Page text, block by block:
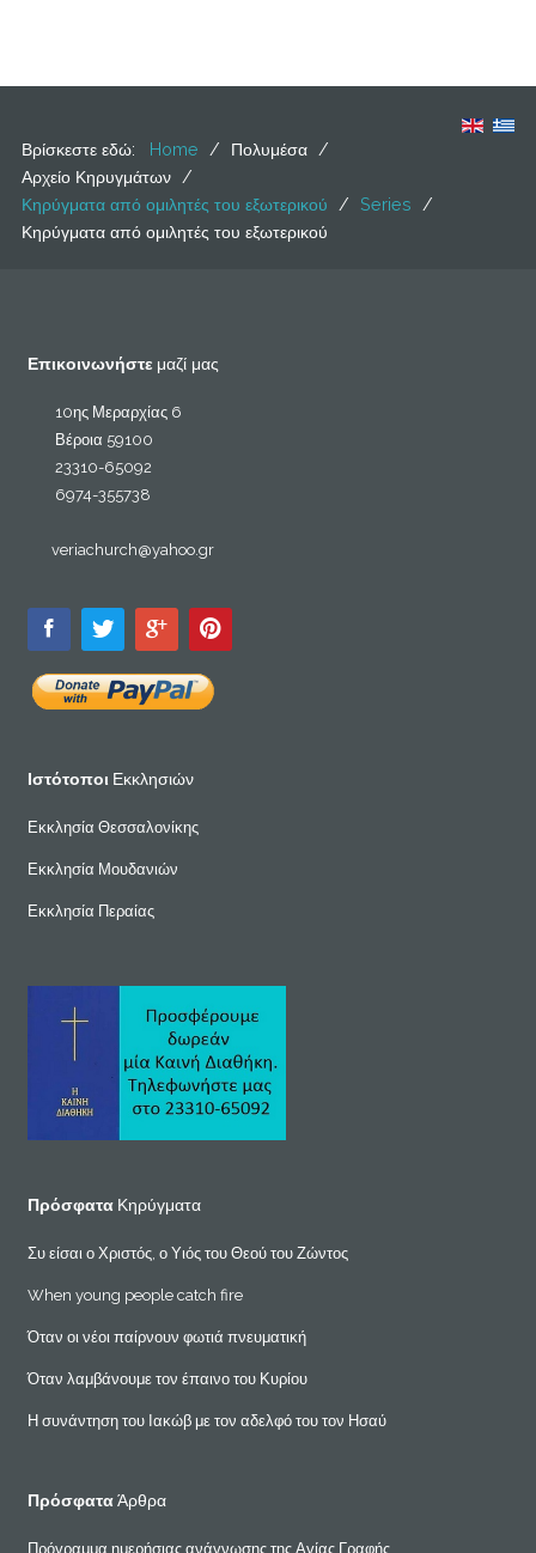
Βρίσκεστε εδώ: Home / Πολυμέσα /
Αρχείο Κηρυγμάτων /
Κηρύγματα από ομιλητές του εξωτερικού / Series /
Κηρύγματα από ομιλητές του εξωτερικού
Επικοινωνήστε μαζί μας
10ης Μεραρχίας 6
Βέροια 59100
23310-65092
6974-355738
veriachurch@yahoo.gr
Ιστότοποι Εκκλησιών
Εκκλησία Θεσσαλονίκης
Εκκλησία Μουδανιών
Εκκλησία Περαίας
Πρόσφατα Κηρύγματα
Συ είσαι ο Χριστός, ο Υιός του Θεού του Ζώντος
When young people catch fire
Όταν οι νέοι παίρνουν φωτιά πνευματική
Όταν λαμβάνουμε τον έπαινο του Κυρίου
Η συνάντηση του Ιακώβ με τον αδελφό του τον Ησαύ
ΠρόσφαταΆρθρα
Πρόγραμμα ημερήσιας ανάγνωσης της Αγίας Γραφής